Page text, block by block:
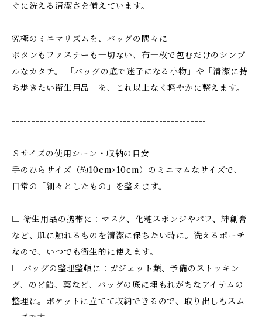
ぐに洗える清潔さを備えています。
究極のミニマリズムを、バッグの隅々に
ボタンもファスナーも一切ない、布一枚で包むだけのシンプ
ルなカタチ。 「バッグの底で迷子になる小物」や「清潔に持
ち歩きたい衛生用品」を、これ以上なく軽やかに整えます。
-------------------------------------------------
Ｓサイズの使用シーン・収納の目安
手のひらサイズ（約10cm×10cm）のミニマムなサイズで、
日常の「細々としたもの」を整えます。
□ 衛生用品の携帯に：マスク、化粧スポンジやパフ、絆創膏
など、肌に触れるものを清潔に保ちたい時に。洗えるポーチ
なので、いつでも衛生的に使えます。
□ バッグの整理整頓に：ガジェット類、予備のストッキン
グ、のど飴、薬など、バッグの底に埋もれがちなアイテムの
整理に。ポケットに立てて収納できるので、取り出しもスム